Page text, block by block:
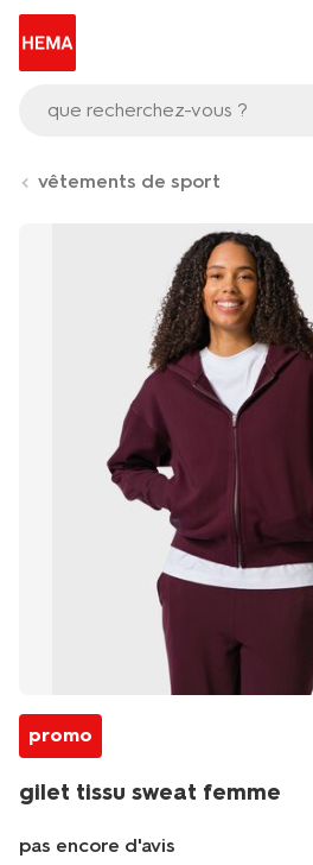
que recherchez-vous ?
vêtements de sport
promo
gilet tissu sweat femme
pas encore d'avis